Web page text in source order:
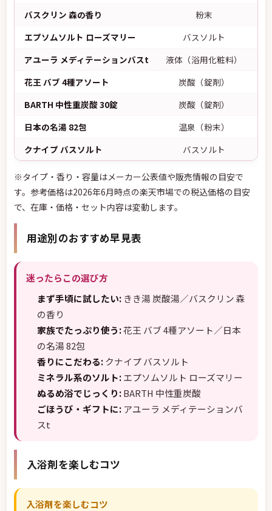
バスクリン 森の香り
粉末
エプソムソルト ローズマリー
バスソルト
アユーラ メディテーションバスt
液体（浴用化粧料）
花王 バブ 4種アソート
炭酸（錠剤）
BARTH 中性重炭酸 30錠
炭酸（錠剤）
日本の名湯 82包
温泉（粉末）
クナイプ バスソルト
バスソルト
※タイプ・香り・容量はメーカー公表値や販売情報の目安で
す。参考価格は2026年6月時点の楽天市場での税込価格の目安
で、在庫・価格・セット内容は変動します。
用途別のおすすめ早見表
迷ったらこの選び方
まず手頃に試したい: きき湯 炭酸湯／バスクリン 森
の香り
家族でたっぷり使う:花王 バブ 4種アソート／日本
の名湯 82包
香りにこだわる:クナイプ バスソルト
ミネラル系のソルト:エプソムソルト ローズマリー
ぬるめ浴でじっくり:BARTH 中性重炭酸
ごほうび・ギフトに: アユーラ メディテーションバ
スt
入浴剤を楽しむコツ
入浴剤を楽しむコツ